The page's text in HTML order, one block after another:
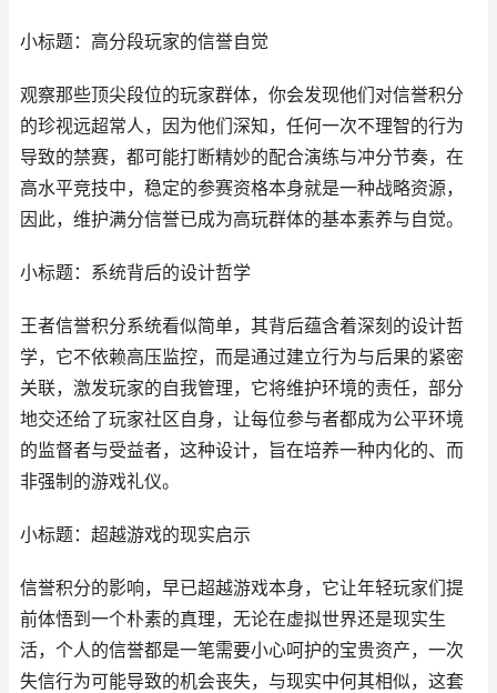
小标题：高分段玩家的信誉自觉
观察那些顶尖段位的玩家群体，你会发现他们对信誉积分
的珍视远超常人，因为他们深知，任何一次不理智的行为
导致的禁赛，都可能打断精妙的配合演练与冲分节奏，在
高水平竞技中，稳定的参赛资格本身就是一种战略资源，
因此，维护满分信誉已成为高玩群体的基本素养与自觉。
小标题：系统背后的设计哲学
王者信誉积分系统看似简单，其背后蕴含着深刻的设计哲
学，它不依赖高压监控，而是通过建立行为与后果的紧密
关联，激发玩家的自我管理，它将维护环境的责任，部分
地交还给了玩家社区自身，让每位参与者都成为公平环境
的监督者与受益者，这种设计，旨在培养一种内化的、而
非强制的游戏礼仪。
小标题：超越游戏的现实启示
信誉积分的影响，早已超越游戏本身，它让年轻玩家们提
前体悟到一个朴素的真理，无论在虚拟世界还是现实生
活，个人的信誉都是一笔需要小心呵护的宝贵资产，一次
失信行为可能导致的机会丧失，与现实中何其相似，这套